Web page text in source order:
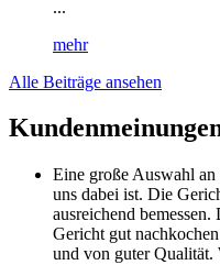
...
mehr
Alle Beiträge ansehen
Eine große Auswahl an
uns dabei ist. Die
ausreichend
Gericht gut
und von guter Qualität.